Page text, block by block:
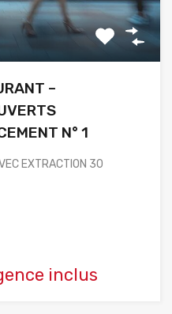
–
N° 1
EXTRACTION 30
inclus